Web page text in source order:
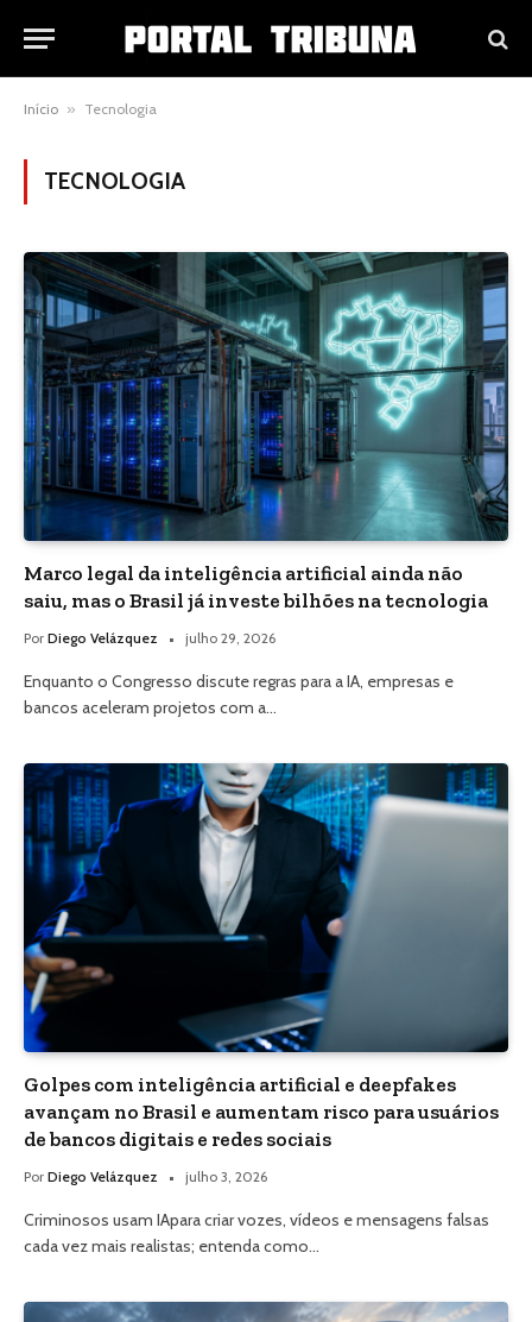
Início » Tecnologia
TECNOLOGIA
Marco legal da inteligência artificial ainda não
saiu, mas o Brasil já investe bilhões na tecnologia
Por Diego Velázquez julho 29, 2026
Enquanto o Congresso discute regras para a IA, empresas e
bancos aceleram projetos com a…
Golpes com inteligência artificial e deepfakes
avançam no Brasil e aumentam risco para usuários
de bancos digitais e redes sociais
Por Diego Velázquez julho 3, 2026
Criminosos usam IApara criar vozes, vídeos e mensagens falsas
cada vez mais realistas; entenda como…